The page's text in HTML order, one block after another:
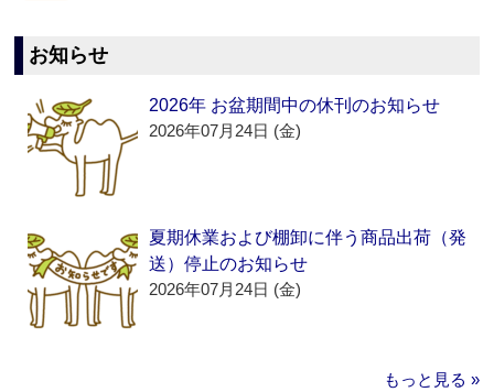
お知らせ
2026年 お盆期間中の休刊のお知らせ
2026年07月24日 (金)
夏期休業および棚卸に伴う商品出荷（発
送）停止のお知らせ
2026年07月24日 (金)
もっと見る »